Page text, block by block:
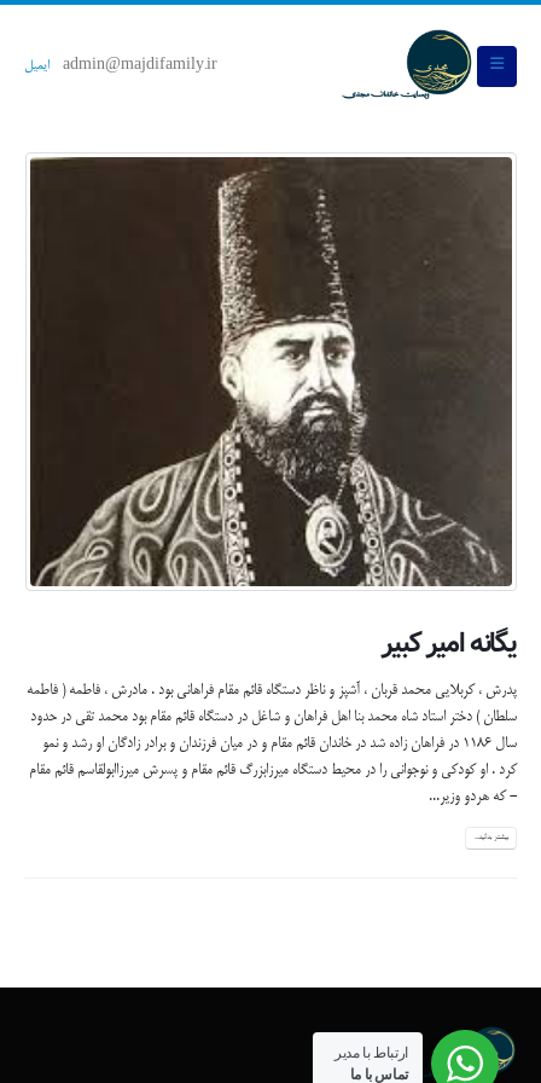
admin@majdifamily.ir ایمیل
یگانه امیر کبیر
پدرش ، کربلایی محمد قربان ، آشپز و ناظر دستگاه قائم مقام فراهانی بود . مادرش ، فاطمه ( فاطمه
سلطان ) دختر استاد شاه محمد بنا اهل فراهان و شاغل در دستگاه قائم مقام بود محمد تقی در حدود
سال 1186 در فراهان زاده شد در خاندان قائم مقام و در میان فرزندان و برادر زادگان او رشد و نمو
کرد . او کودکی و نوجوانی را در محیط دستگاه میرزابزرگ قائم مقام و پسرش میرزاابولقاسم قائم مقام
- که هردو وزیر...
بیشتر بدانید...
ارتباط با مدیر
تماس با ما